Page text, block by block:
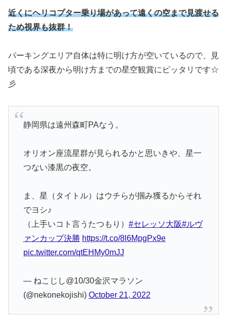
近くにヘリコプター乗り場があって遠くの空まで見渡せる
ため視界も抜群！
パーキングエリア自体は特に明け方が空いているので、見
頃である深夜から明け方までの星空観賞にピッタリです☆
彡
静岡県は遠州森町PAなう。
オリオン座流星群が見られるかと思いきや、星一
つない漆黒の夜空。
ま、星（タイトル）はウチらが掴み獲るからそれ
でヨシ♪
（上手いコト言うたつもり） #セレッソ大阪#ルヴ
ァンカップ決勝 https://t.co/8l6MpgPx9e
pic.twitter.com/qtEHMy0mJJ
— ねこじし@10/30金沢マラソン
(@nekonekojishi) October 21, 2022